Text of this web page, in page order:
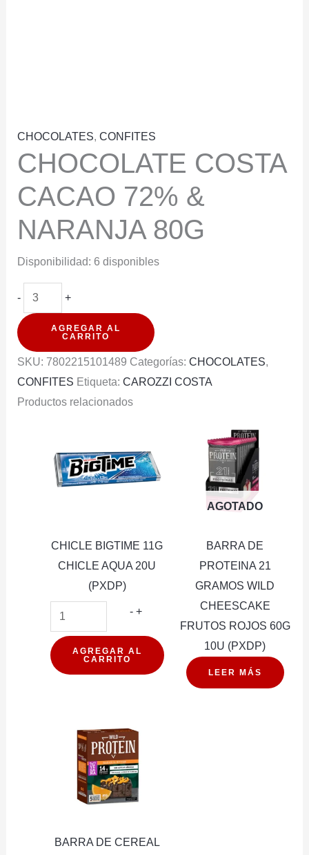
CHOCOLATES, CONFITES
CHOCOLATE COSTA
CACAO 72% &
NARANJA 80G
Disponibilidad: 6 disponibles
-
CHOCOLATE
COSTA
CACAO
72%
+
AGREGAR AL
CARRITO
SKU: 7802215101489 Categorías: CHOCOLATES,
CONFITES Etiqueta: CAROZZI COSTA
Productos relacionados
CHICLE BIGTIME 11G
CHICLE AQUA 20U
(PXDP)
- CHICLE
11G
CHICLE
(PXDP)
cantidad
+
AGREGAR AL
CARRITO
AGOTADO
BARRA DE
PROTEINA 21
GRAMOS WILD
CHEESCAKE
FRUTOS ROJOS 60G
10U (PXDP)
LEER MÁS
BARRA DE CEREAL